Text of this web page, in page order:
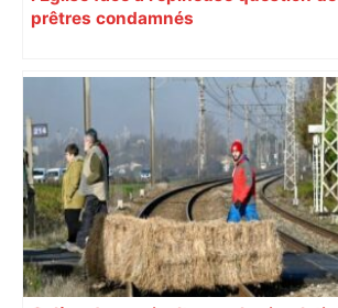
prêtres condamnés